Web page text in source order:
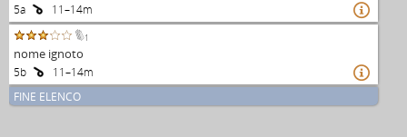
5a 11–14m 
1
nome ignoto
5b 11–14m 
FINE ELENCO